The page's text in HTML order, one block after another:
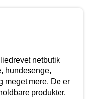
netbutik
hundesenge,
meget mere. De er
produkter.